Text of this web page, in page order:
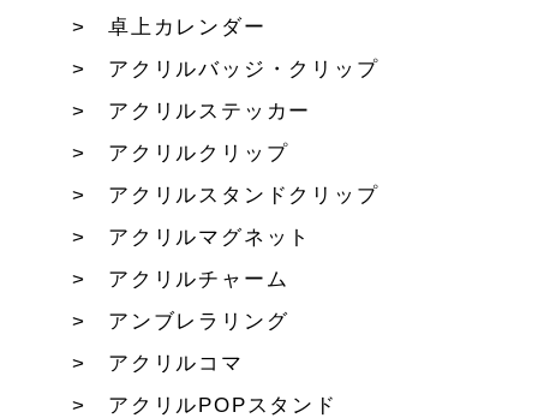
卓上カレンダー
アクリルバッジ・クリップ
アクリルステッカー
アクリルクリップ
アクリルスタンドクリップ
アクリルマグネット
アクリルチャーム
アンブレラリング
アクリルコマ
アクリルPOPスタンド